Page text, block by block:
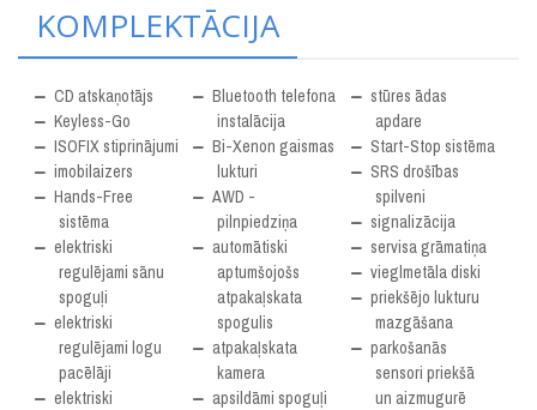
KOMPLEKTĀCIJA
CD atskaņotājs
Keyless-Go
ISOFIX stiprinājumi
imobilaizers
Hands-Free
sistēma
elektriski
regulējami sānu
spoguļi
elektriski
regulējami logu
pacēlāji
elektriski
Bluetooth telefona
instalācija
Bi-Xenon gaismas
lukturi
AWD -
pilnpiedziņa
automātiski
aptumšojošs
atpakaļskata
spogulis
atpakaļskata
kamera
apsildāmi spoguļi
stūres ādas
apdare
Start-Stop sistēma
SRS drošības
spilveni
signalizācija
servisa grāmatiņa
vieglmetāla diski
priekšējo lukturu
mazgāšana
parkošanās
sensori priekšā
un aizmugurē